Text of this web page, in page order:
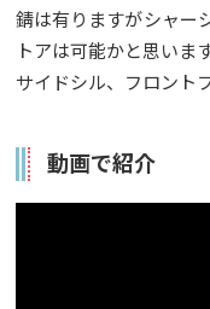
錆は有りますがシャー
トアは可能かと思いま
サイドシル、フロント
動画で紹介